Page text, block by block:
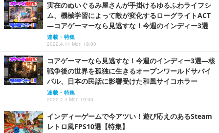
実在のぬいぐるみ屋さんが手掛けるゆるふわライフシ
ム、機械学習によって敵が変化するローグライトACT
―コアゲーマーなら見逃すな！今週のインディー3選
連載・特集
2022.4.11 Mon 19:00
コアゲーマーなら見逃すな！今週のインディー3選―核
戦争後の世界を孤独に生きるオープンワールドサバイ
バル、日本の民話に影響受けた和風サイコホラー
連載・特集
2022.4.4 Mon 19:00
インディーゲームで今アツい！遊び応えのあるSteam
レトロ風FPS10選【特集】